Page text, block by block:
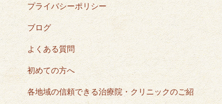
プライバシーポリシー
ブログ
よくある質問
初めての方へ
各地域の信頼できる治療院・クリニックのご紹